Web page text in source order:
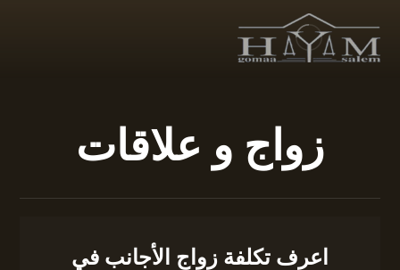
زواج و علاقات
اعرف تكلفة زواج الأجانب في